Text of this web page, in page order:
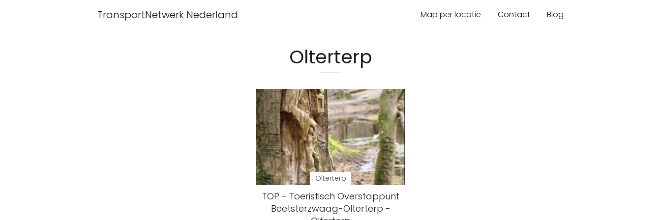
TransportNetwerk Nederland Map per locatie Contact Blog
Olterterp
Olterterp
TOP - Toeristisch Overstappunt
Beetsterzwaag-Olterterp -